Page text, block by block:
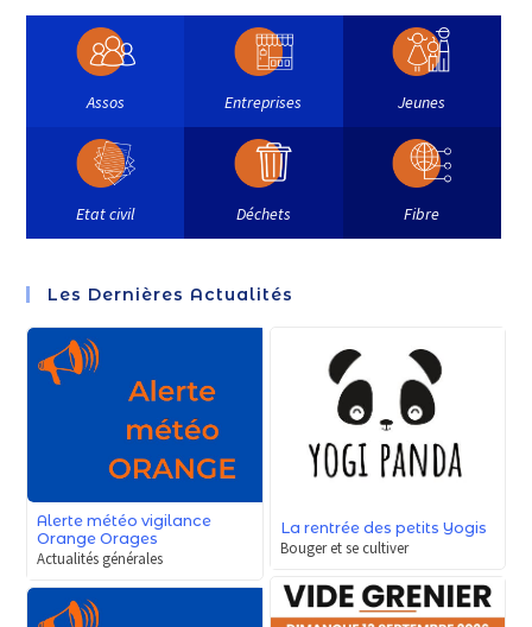
Assos Entreprises Jeunes
Etat civil Déchets Fibre
Les Dernières Actualités
Alerte météo vigilance
Orange Orages
Actualités générales
La rentrée des petits Yogis
Bouger et se cultiver